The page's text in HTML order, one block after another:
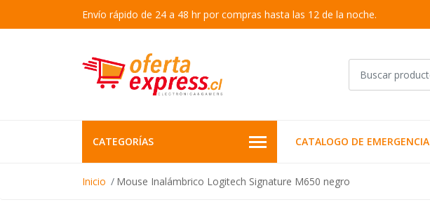
Envío rápido de 24 a 48 hr por compras hasta las 12 de la noche.
CATEGORÍAS CATALOGO DE EMERGENCIA
Inicio Mouse Inalámbrico Logitech Signature M650 negro